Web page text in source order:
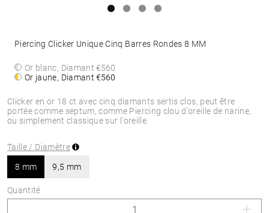
Clicker en or 18 ct avec cinq diamants sertis clos, peut être
portée comme septum, comme Piercing clou d'oreille de narine,
ou simplement classique sur l'oreille.
Piercing Clicker Unique Cinq Barres Rondes 8 MM
Or blanc, Diamant€560
Or jaune, Diamant€560
Taille / Diamètre
8 mm 9,5 mm
Quantité